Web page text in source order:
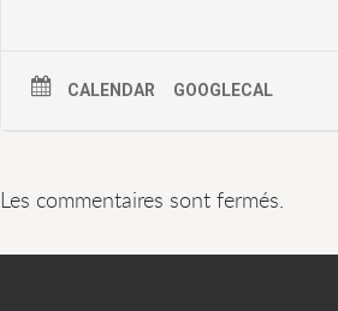
CALENDAR GOOGLECAL
Les commentaires sont fermés.